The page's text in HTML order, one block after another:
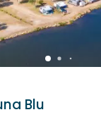
Blu